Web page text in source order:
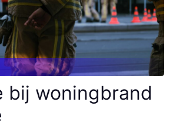
bij woningbrand